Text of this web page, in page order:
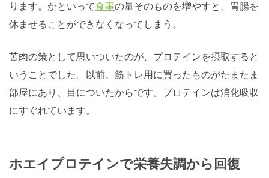
ります。かといって食事の量そのものを増やすと、胃腸を
休ませることができなくなってしまう。
苦肉の策として思いついたのが、プロテインを摂取すると
いうことでした。以前、筋トレ用に買ったものがたまたま
部屋にあり、目についたからです。プロテインは消化吸収
にすぐれています。
ホエイプロテインで栄養失調から回復